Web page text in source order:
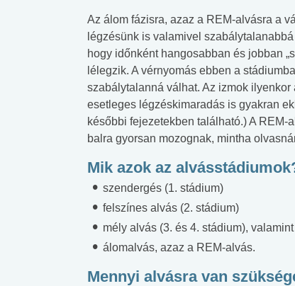
Az álom fázisra, azaz a REM-alvásra a
légzésünk is valamivel
hogy időnként hangosabban és jobban
lélegzik. A vérnyomás ebben a
szabálytalanná válhat. Az izmok
esetleges légzéskimaradás is gyakran
későbbi fejezetekben található.) A
balra gyorsan mozognak, mintha
Mik azok az
szendergés (1. stádium)
felszínes alvás (2. stádium)
mély alvás (3. és 4. stádium), valamint
álomalvás, azaz a REM-alvás.
Mennyi alvásra van